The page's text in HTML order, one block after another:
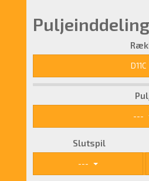
Puljeinddeling
D11C
---
Slutspil
---